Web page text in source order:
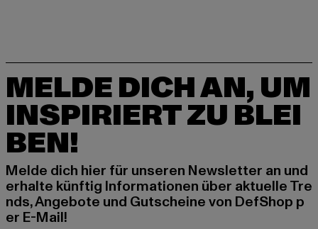
MELDE DICH AN, UM
INSPIRIERT ZU BLEI
BEN!
Melde dich hier für unseren Newsletter an und
erhalte künftig Informationen über aktuelle Tre
nds, Angebote und Gutscheine von DefShop p
er E-Mail!